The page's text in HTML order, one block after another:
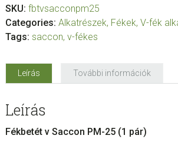
SKU: fbtvsacconpm25
Categories: Alkatrészek, Fékek, V-fék
Tags: saccon, v-fékes
Leírás További információk
Leírás
Fékbetét v Saccon PM-25 (1 pár)